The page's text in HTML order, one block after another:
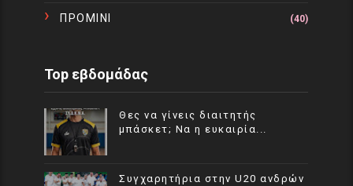
ΠΡΟΜΙΝΙ (40)
Top εβδομάδας
Θες να γίνεις διαιτητής
μπάσκετ; Να η ευκαιρία...
Συγχαρητήρια στην U20 ανδρών